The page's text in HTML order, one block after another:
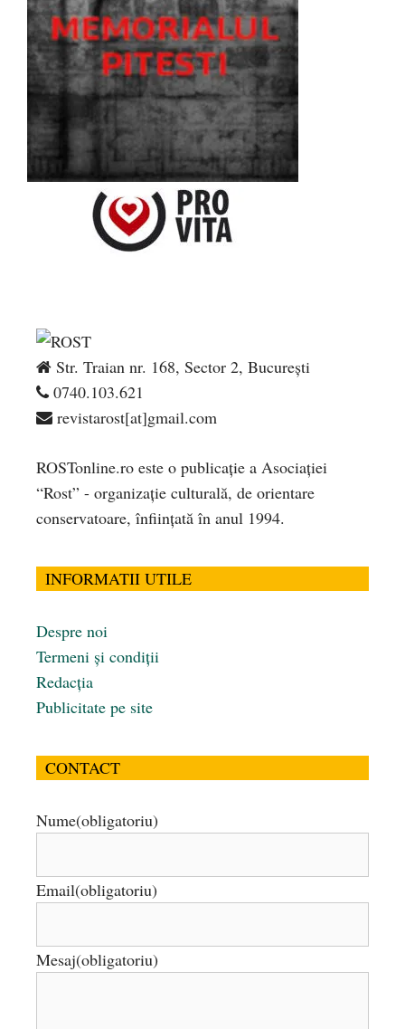
Str. Traian nr. 168, Sector 2, București
0740.103.621
revistarost[at]gmail.com
ROSTonline.ro este o publicaţie a Asociaţiei
“Rost” - organizaţie culturală, de orientare
conservatoare, înfiinţată în anul 1994.
INFORMATII UTILE
Despre noi
Termeni și condiții
Redacția
Publicitate pe site
CONTACT
Nume(obligatoriu)
Email(obligatoriu)
Mesaj(obligatoriu)